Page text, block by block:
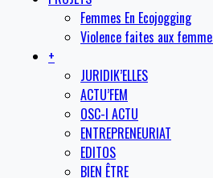
Femmes En Ecojogging
Violence faites aux
+
JURIDIK’ELLES
ACTU’FEM
OSC-I ACTU
ENTREPRENEURIAT
EDITOS
BIEN ÊTRE